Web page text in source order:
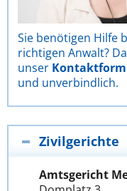
Sie benötigen Hilfe
richtigen Anwalt?
unser
und unverbindlich.
Zivilgerichte
Amtsgericht